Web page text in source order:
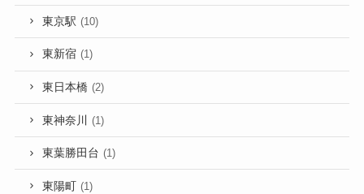
東京駅 (10)
東新宿 (1)
東日本橋 (2)
東神奈川 (1)
東葉勝田台 (1)
東陽町 (1)